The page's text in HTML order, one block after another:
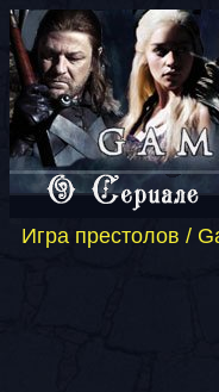
Игра престолов /